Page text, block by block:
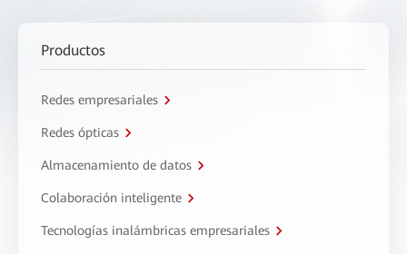
Productos
Redes empresariales
Redes ópticas
Almacenamiento de datos
Colaboración inteligente
Tecnologías inalámbricas empresariales